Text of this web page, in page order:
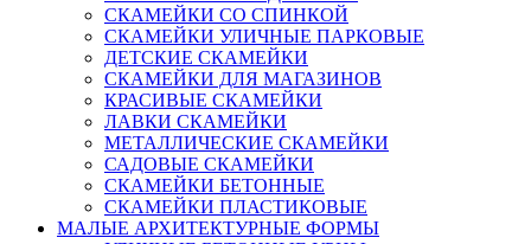
СКАМЕЙКИ СО СПИНКОЙ
СКАМЕЙКИ УЛИЧНЫЕ ПАРКОВЫЕ
ДЕТСКИЕ СКАМЕЙКИ
СКАМЕЙКИ ДЛЯ МАГАЗИНОВ
КРАСИВЫЕ СКАМЕЙКИ
ЛАВКИ СКАМЕЙКИ
МЕТАЛЛИЧЕСКИЕ СКАМЕЙКИ
САДОВЫЕ СКАМЕЙКИ
СКАМЕЙКИ БЕТОННЫЕ
СКАМЕЙКИ ПЛАСТИКОВЫЕ
МАЛЫЕ АРХИТЕКТУРНЫЕ ФОРМЫ